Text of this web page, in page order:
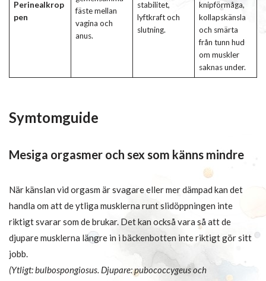
Perinealkrop
pen
fäste mellan
vagina och
anus.
stabilitet,
lyftkraft och
slutning.
knipförmåga,
kollapskänsla
och smärta
från tunn hud
om muskler
saknas under.
Symtomguide
Mesiga orgasmer och sex som känns mindre
När känslan vid orgasm är svagare eller mer dämpad kan det
handla om att de ytliga musklerna runt slidöppningen inte
riktigt svarar som de brukar. Det kan också vara så att de
djupare musklerna längre in i bäckenbotten inte riktigt gör sitt
jobb.
(Ytligt: bulbospongiosus. Djupare: pubococcygeus och